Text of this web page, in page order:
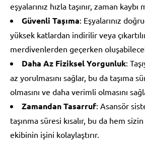
eşyalarınız hızla taşınır, zaman
Güvenli Taşıma: Eşyalarınız
yüksek katlardan indirilir veya
merdivenlerden geçerken
Daha Az Fiziksel Yorgunluk:
az yorulmasını sağlar, bu da taşıma
olmasını ve daha verimli olmasını
Zamandan Tasarruf: Asansör
taşınma süresi kısalır, bu da hem
ekibinin işini kolaylaştırır.